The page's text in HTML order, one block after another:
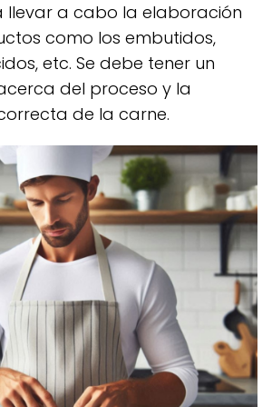
llevar a cabo la elaboración
como los embutidos,
etc. Se debe tener un
del proceso y la
de la carne.